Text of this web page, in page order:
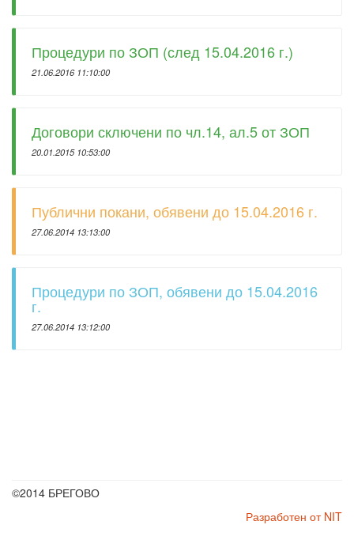
Процедури по ЗОП (след 15.04.2016 г.)
21.06.2016 11:10:00
Договори сключени по чл.14, ал.5 от ЗОП
20.01.2015 10:53:00
Публични покани, обявени до 15.04.2016 г.
27.06.2014 13:13:00
Процедури по ЗОП, обявени до 15.04.2016
г.
27.06.2014 13:12:00
©2014 БРЕГОВО
Разработен от NIT